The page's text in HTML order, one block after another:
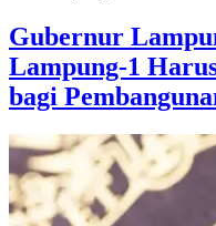
Gubernur
Lampung-1
bagi